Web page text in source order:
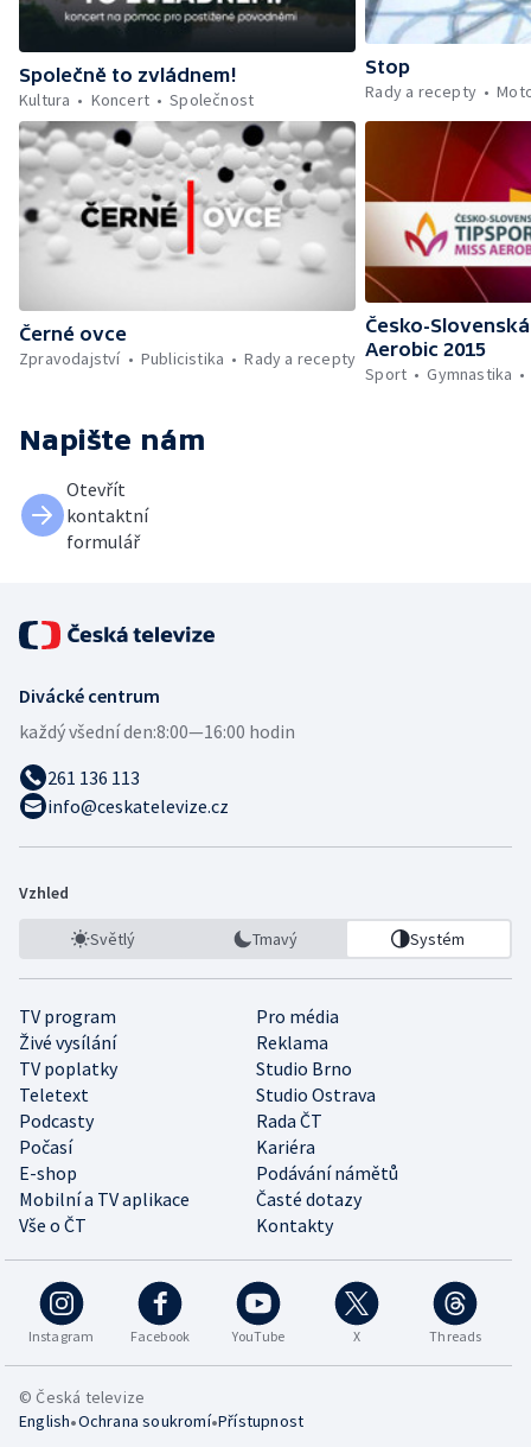
Společně to zvládnem!
Kultura
Koncert Společnost
Stop
Rady a recepty
Černé ovce
Zpravodajství
Publicistika Rady a recepty
Česko-
Aerobic 2015
Sport
Gymnastika
Napište nám
Otevřít
kontaktní
formulář
Divácké centrum
každý všední den:8:00—16:00 hodin
261 136 113
info@ceskatelevize.cz
Vzhled
Světlý Tmavý Systém
TV program
Pro média
Živé vysílání
Reklama
TV poplatky
Studio Brno
Teletext
Studio Ostrava
Podcasty
Rada ČT
Počasí
Kariéra
E-shop
Podávání námětů
Mobilní a TV aplikace
Časté dotazy
Vše o ČT
Kontakty
Instagram Facebook YouTube X Threads
© Česká televize
English•Ochrana soukromí•Přístupnost